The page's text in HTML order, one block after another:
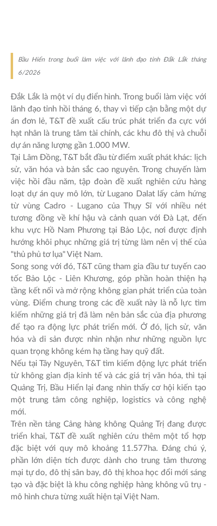
Bầu Hiển trong buổi làm việc với lãnh đạo tỉnh Đắk Lắk tháng
6/2026
Đắk Lắk là một ví dụ điển hình. Trong buổi làm việc với
lãnh đạo tỉnh hồi tháng 6, thay vì tiếp cận bằng một dự
án đơn lẻ, T&T đề xuất cấu trúc phát triển đa cực với
hạt nhân là trung tâm tài chính, các khu đô thị và chuỗi
dự án năng lượng gần 1.000 MW.
Tại Lâm Đồng, T&T bắt đầu từ điểm xuất phát khác: lịch
sử, văn hóa và bản sắc cao nguyên. Trong chuyến làm
việc hồi đầu năm, tập đoàn đề xuất nghiên cứu hàng
loạt dự án quy mô lớn, từ Lugano Dalat lấy cảm hứng
từ vùng Cadro - Lugano của Thụy Sĩ với nhiều nét
tương đồng về khí hậu và cảnh quan với Đà Lạt, đến
khu vực Hồ Nam Phương tại Bảo Lộc, nơi được định
hướng khôi phục những giá trị từng làm nên vị thế của
"thủ phủ tơ lụa" Việt Nam.
Song song với đó, T&T cũng tham gia đầu tư tuyến cao
tốc Bảo Lộc - Liên Khương, góp phần hoàn thiện hạ
tầng kết nối và mở rộng không gian phát triển của toàn
vùng. Điểm chung trong các đề xuất này là nỗ lực tìm
kiếm những giá trị đã làm nên bản sắc của địa phương
để tạo ra động lực phát triển mới. Ở đó, lịch sử, văn
hóa và di sản được nhìn nhận như những nguồn lực
quan trọng không kém hạ tầng hay quỹ đất.
Nếu tại Tây Nguyên, T&T tìm kiếm động lực phát triển
từ không gian địa kinh tế và các giá trị văn hóa, thì tại
Quảng Trị, Bầu Hiển lại đang nhìn thấy cơ hội kiến tạo
một trung tâm công nghiệp, logistics và công nghệ
mới.
Trên nền tảng Cảng hàng không Quảng Trị đang được
triển khai, T&T đề xuất nghiên cứu thêm một tổ hợp
đặc biệt với quy mô khoảng 11.577ha. Đáng chú ý,
phần lớn diện tích được dành cho trung tâm thương
mại tự do, đô thị sân bay, đô thị khoa học đổi mới sáng
tạo và đặc biệt là khu công nghiệp hàng không vũ trụ -
mô hình chưa từng xuất hiện tại Việt Nam.